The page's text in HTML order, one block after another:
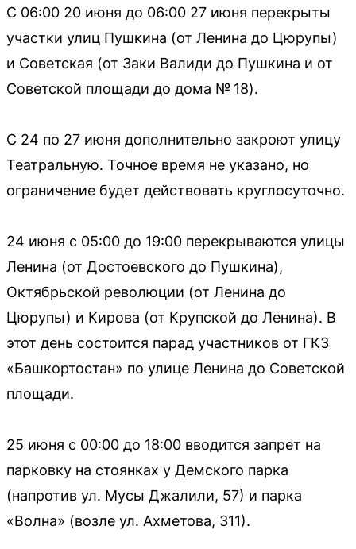
С 06:00 20 июня до 06:00 27 июня перекрыты
участки улиц Пушкина (от Ленина до Цюрупы)
и Советская (от Заки Валиди до Пушкина и от
Советской площади до дома № 18).
С 24 по 27 июня дополнительно закроют улицу
Театральную. Точное время не указано, но
ограничение будет действовать круглосуточно.
24 июня с 05:00 до 19:00 перекрываются улицы
Ленина (от Достоевского до Пушкина),
Октябрьской революции (от Ленина до
Цюрупы) и Кирова (от Крупской до Ленина). В
этот день состоится парад участников от ГКЗ
«Башкортостан» по улице Ленина до Советской
площади.
25 июня с 00:00 до 18:00 вводится запрет на
парковку на стоянках у Демского парка
(напротив ул. Мусы Джалили, 57) и парка
«Волна» (возле ул. Ахметова, 311).